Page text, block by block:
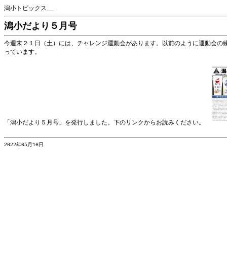
潟小トピックス__
潟小だより５月号
今週末２１日（土）には、チャレンジ運動会があります。以前のように運動会
っています。
「潟小だより５月号」を発行しました。下のリンクからお読みください。
2022年05月16日